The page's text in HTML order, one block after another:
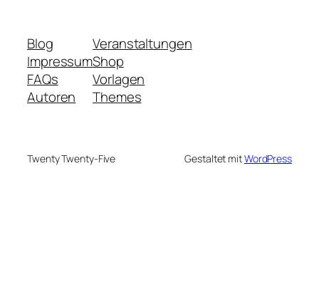
Blog
Impressum
FAQs
Autoren
Veranstaltungen
Shop
Vorlagen
Themes
Twenty Twenty-Five Gestaltet mitWordPress